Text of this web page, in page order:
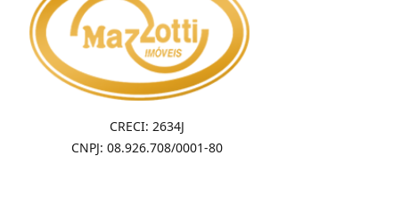
CRECI: 2634J
CNPJ: 08.926.708/0001-80